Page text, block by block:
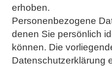
erhoben.
Personenbezogene
denen Sie persönlich
können. Die
Datenschutzerklärung